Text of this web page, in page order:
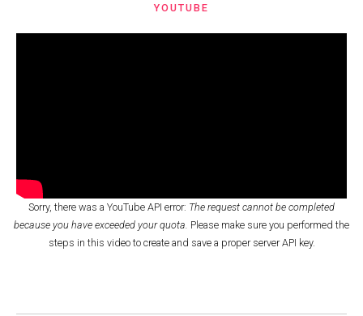
YOUTUBE
Sorry, there was a YouTube API error: The request cannot be completed
because you have exceeded your quota. Please make sure you performed the
steps in this videoto create and save a proper server API key.